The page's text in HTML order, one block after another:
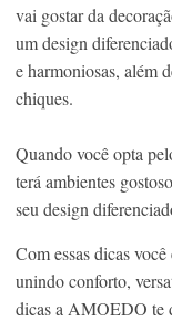
vai gostar da
um design
e harmoniosas, além
chiques.
Quando você opta
terá ambientes
seu design
Com essas dicas
unindo conforto,
dicas a AMOEDO te